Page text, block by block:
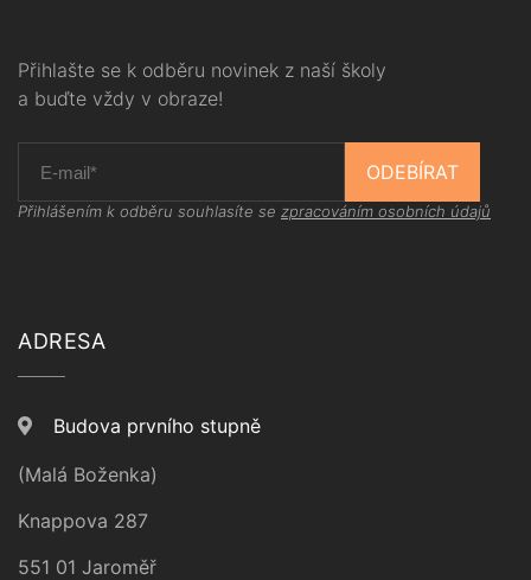
Přihlašte se k odběru novinek z naší školy
a buďte vždy v obraze!
ODEBÍRAT
Přihlášením k odběru souhlasíte se zpracováním osobních údajů
ADRESA
Budova prvního stupně
(Malá Boženka)
Knappova 287
551 01 Jaroměř